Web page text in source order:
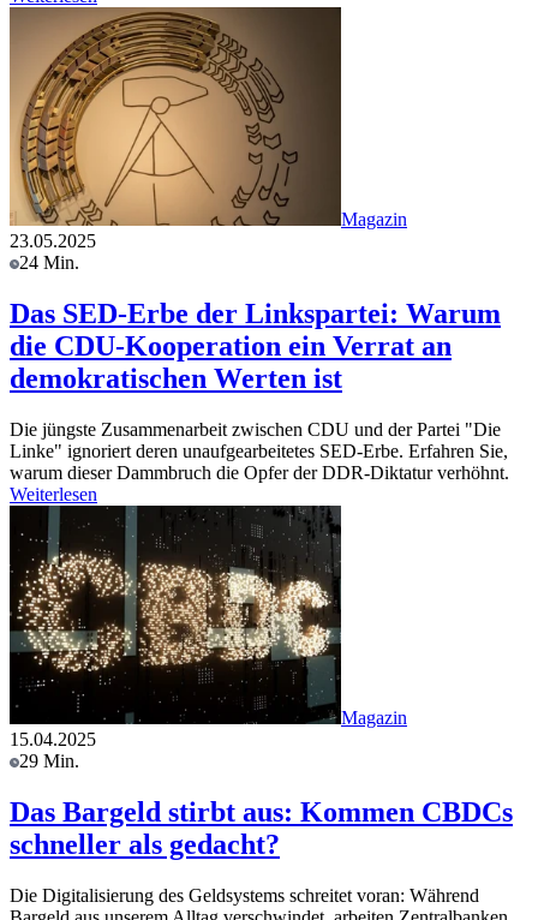
Magazin
23.05.2025
24 Min.
Das SED-Erbe der Linkspartei: Warum
die CDU-Kooperation ein Verrat an
demokratischen Werten ist
Die jüngste Zusammenarbeit zwischen CDU und der Partei "Die
Linke" ignoriert deren unaufgearbeitetes SED-Erbe. Erfahren Sie,
warum dieser Dammbruch die Opfer der DDR-Diktatur verhöhnt.
Weiterlesen
Magazin
15.04.2025
29 Min.
Das Bargeld stirbt aus: Kommen CBDCs
schneller als gedacht?
Die Digitalisierung des Geldsystems schreitet voran: Während